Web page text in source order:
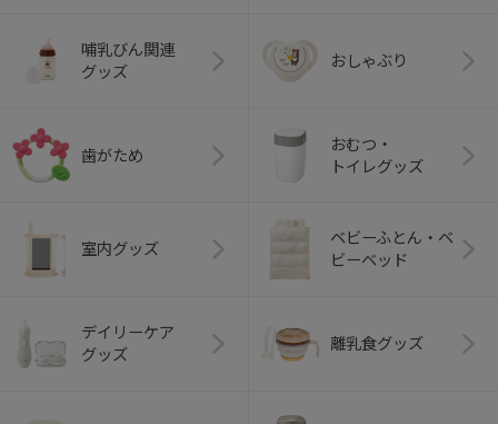
哺乳びん関連
グッズ
おしゃぶり
歯がため
おむつ・
トイレグッズ
室内グッズ
ベビーふとん・ベ
ビーベッド
デイリーケア
グッズ
離乳食グッズ